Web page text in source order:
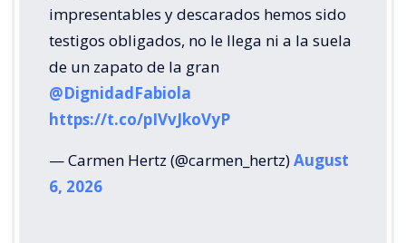
impresentables y descarados hemos sido
testigos obligados, no le llega ni a la suela
de un zapato de la gran
@DignidadFabiola
https://t.co/pIVvJkoVyP
— Carmen Hertz (@carmen_hertz)August
6, 2026